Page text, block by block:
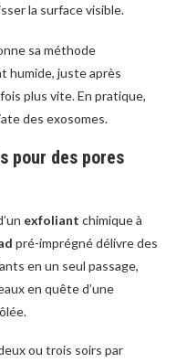
la surface visible.
sa méthode
humide, juste après
plus vite. En pratique,
des exosomes.
pour des pores
exfoliant chimique à
pré-imprégné délivre des
en un seul passage,
en quête d’une
ou trois soirs par